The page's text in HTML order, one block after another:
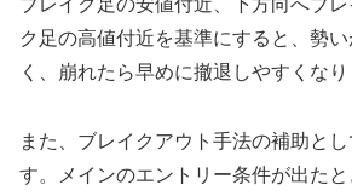
ク足の高値付近を基準にすると、勢い
く、崩れたら早めに撤退しやすくなり
また、ブレイクアウト手法の補助と
す。メインのエントリー条件が出た